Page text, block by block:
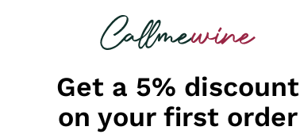
looking for
Get a 5% discount
on your first order